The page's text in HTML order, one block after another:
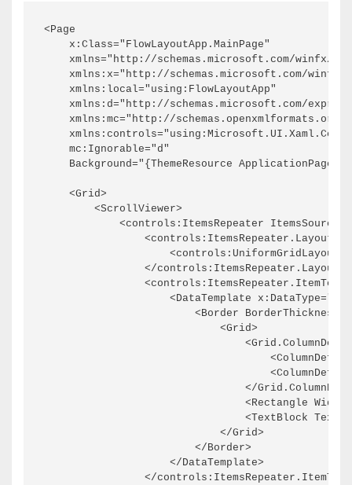
<Page
    x:Class="FlowLayoutApp.MainPage"
xmlns="http://schemas.microsoft.com/winfx/
xmlns:x="http://schemas.microsoft.com/winfx/
    xmlns:local="using:FlowLayoutApp"
xmlns:d="http://schemas.microsoft.com/
xmlns:mc="http://schemas.openxmlformats.org/
    mc:Ignorable="d"
Background="{ThemeResource
    <Grid>
        <ScrollViewer>
<controls:ItemsRepeater
                <controls:ItemsRepeater.Layout>
<controls:UniformGridLayout
                </controls:ItemsRepeater.Layout>
<DataTemplate
<Border
                            <Grid>
</
<Rectangle
<TextBlock
                            </Grid>
                        </Border>
                    </DataTemplate>
</